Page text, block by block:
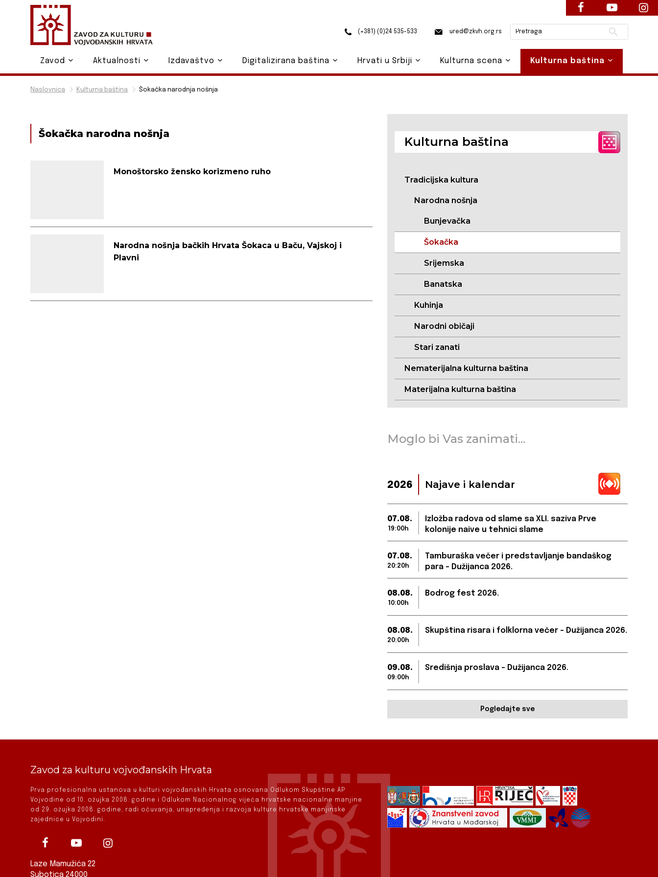
Naslovnica Kulturna baština Šokačka narodnja nošnja
Šokačka narodna nošnja
Monoštorsko žensko korizmeno ruho
Narodna nošnja bačkih Hrvata Šokaca u Baču, Vajskoj i
Plavni
Kulturna baština
Tradicijska kultura
Narodna nošnja
Bunjevačka
Šokačka
Srijemska
Banatska
Kuhinja
Narodni običaji
Stari zanati
Nematerijalna kulturna baština
Materijalna kulturna baština
Moglo bi Vas zanimati...
2026 Najave i kalendar
07.08.
19:00h
Izložba radova od slame sa XLI. saziva Prve
kolonije naive u tehnici slame
07.08.
20:20h
Tamburaška večer i predstavljanje bandaškog
para – Dužijanca 2026.
08.08.
10:00h
Bodrog fest 2026.
08.08.
20:00h
Skupština risara i folklorna večer – Dužijanca 2026.
09.08.
09:00h
Središnja proslava – Dužijanca 2026.
Pogledajte sve
Zavod za kulturu vojvođanskih Hrvata
Prva profesionalna ustanova u kulturi vojvođanskih Hrvata osnovana Odlukom Skupštine AP
Vojvodine od 10. ožujka 2008. godine i Odlukom Nacionalnog vijeća hrvatske nacionalne manjine
od 29. ožujka 2008. godine, radi očuvanja, unapređenja i razvoja kulture hrvatske manjinske
zajednice u Vojvodini.
Laze Mamužića 22
Subotica 24000
(+381) (0)24 535-533 ured@zkvh.org.rs Pretraži
Zavod Aktualnosti Izdavaštvo Digitalizirana baština Hrvati u Srbiji Kulturna scena Kulturna baština